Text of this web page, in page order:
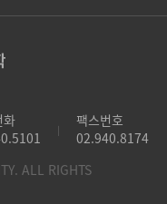
화
|
팩스번호
02.940.8174
ALL RIGHTS